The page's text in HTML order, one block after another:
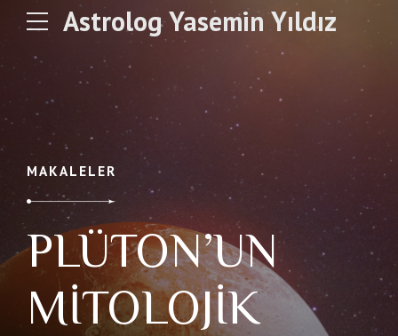
Astrolog Yasemin Yıldız
MAKALELER
PLÜTON’UN
MİTOLOJİK